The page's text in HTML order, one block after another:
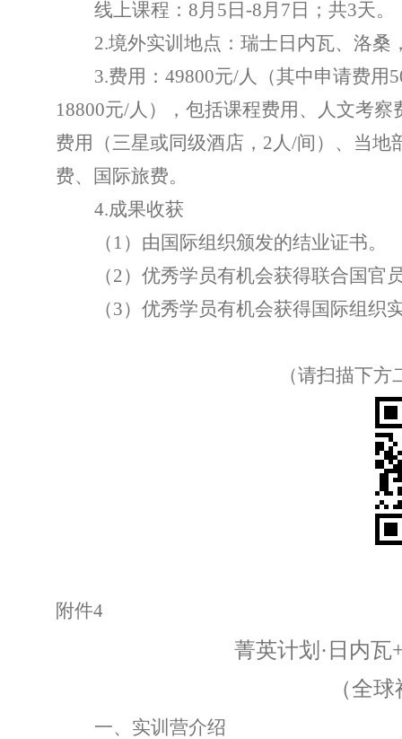
线上课程： 8月 5 日 -8月 7 日；共3天。
2.境外实训地点：瑞士日内瓦、洛桑
3.费用： 49800元/人（其中申请费用
18800元/人），包括课程费用、人文考
费用（三星或同级酒店， 2人/间）、当地
费、国际旅费。
4.成果收获
（ 1 ）由国际组织颁发的结业证书。
（2）优秀学员有机会获得联合国官
（3）优秀学员有机会获得国际组织
（请扫描下
附件4
菁英计划 ·日内瓦
（全
一、实训营介绍